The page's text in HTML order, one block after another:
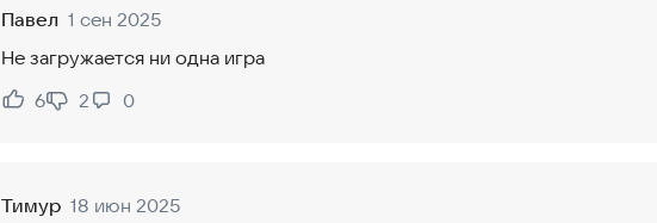
Павел 1 сен 2025
Не загружается ни одна игра
Нравится:
6
Не нравится:
2 0
Тимур 18 июн 2025